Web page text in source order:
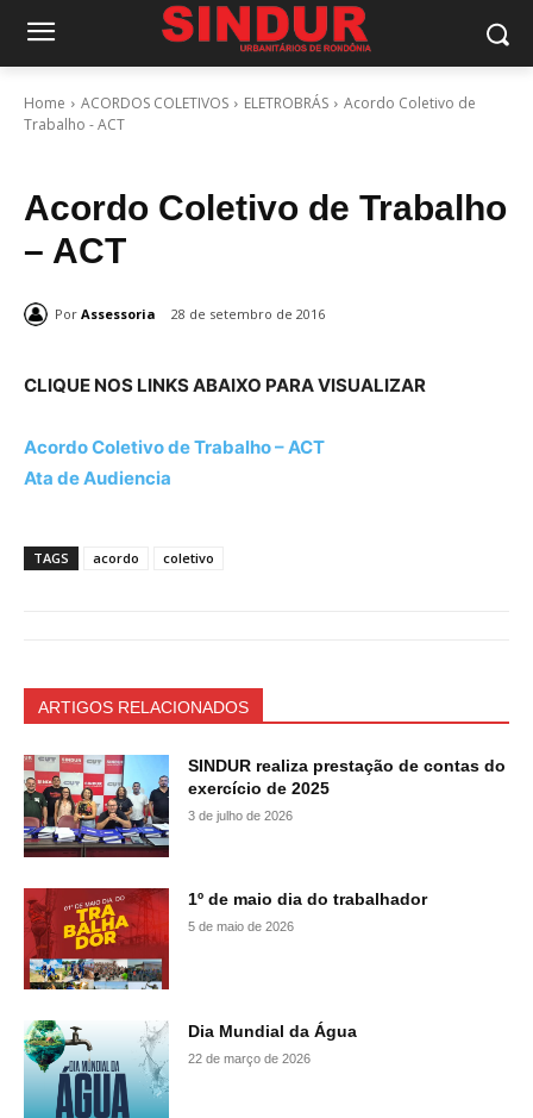
Home ACORDOS COLETIVOS ELETROBRÁS
Acordo Coletivo de
Trabalho - ACT
Acordo Coletivo de Trabalho
– ACT
Por Assessoria 28 de setembro de 2016
CLIQUE NOS LINKS ABAIXO PARA VISUALIZAR
Acordo Coletivo de Trabalho – ACT
Ata de Audiencia
TAGS acordo coletivo
ARTIGOS RELACIONADOS
SINDUR realiza prestação de contas do
exercício de 2025
3 de julho de 2026
1º de maio dia do trabalhador
5 de maio de 2026
Dia Mundial da Água
22 de março de 2026